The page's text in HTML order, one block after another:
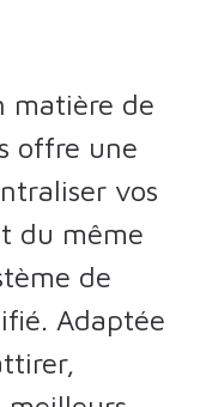
matière de
offre une
vos
du même
de
Adaptée